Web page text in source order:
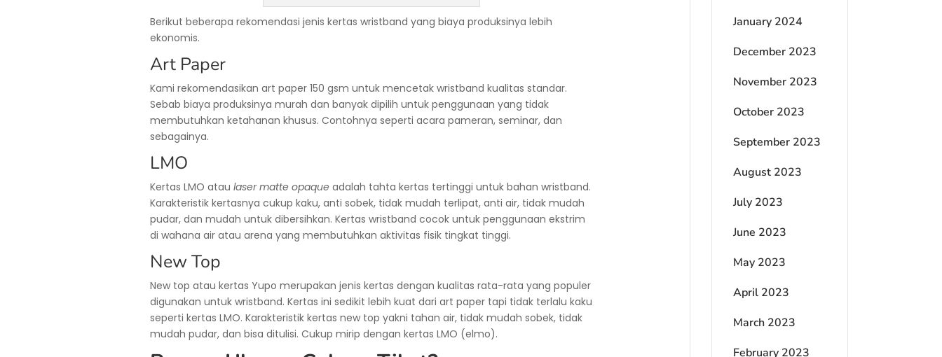
Berikut beberapa rekomendasi jenis kertas wristband yang biaya produksinya lebih
ekonomis.
Art Paper
Kami rekomendasikan art paper 150 gsm untuk mencetak wristband kualitas standar.
Sebab biaya produksinya murah dan banyak dipilih untuk penggunaan yang tidak
membutuhkan ketahanan khusus. Contohnya seperti acara pameran, seminar, dan
sebagainya.
LMO
Kertas LMO atau laser matte opaque adalah tahta kertas tertinggi untuk bahan wristband.
Karakteristik kertasnya cukup kaku, anti sobek, tidak mudah terlipat, anti air, tidak mudah
pudar, dan mudah untuk dibersihkan. Kertas wristband cocok untuk penggunaan ekstrim
di wahana air atau arena yang membutuhkan aktivitas fisik tingkat tinggi.
New Top
New top atau kertas Yupo merupakan jenis kertas dengan kualitas rata-rata yang populer
digunakan untuk wristband. Kertas ini sedikit lebih kuat dari art paper tapi tidak terlalu kaku
seperti kertas LMO. Karakteristik kertas new top yakni tahan air, tidak mudah sobek, tidak
mudah pudar, dan bisa ditulisi. Cukup mirip dengan kertas LMO (elmo).
January 2024
December 2023
November 2023
October 2023
September 2023
August 2023
July 2023
June 2023
May 2023
April 2023
March 2023
February 2023